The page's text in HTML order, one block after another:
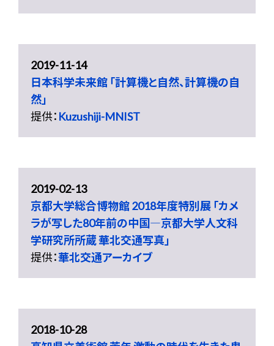
2019-11-14
日本科学未来館 「計算機と自然、計算機の自
然」
提供： Kuzushiji-MNIST
2019-02-13
京都大学総合博物館 2018年度特別展 「カメ
ラが写した80年前の中国―京都大学人文科
学研究所所蔵 華北交通写真」
提供：華北交通アーカイブ
2018-10-28